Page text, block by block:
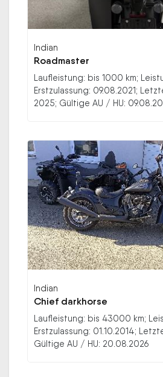
Indian
Roadmaster
Laufleistung: bis 1000 km;
Erstzulassung: 09.08.2021;
2025; Gültige AU / HU:
Indian
Chief darkhorse
Laufleistung: bis 43000 km;
Erstzulassung: 01.10.2014;
Gültige AU / HU: 20.08.2026